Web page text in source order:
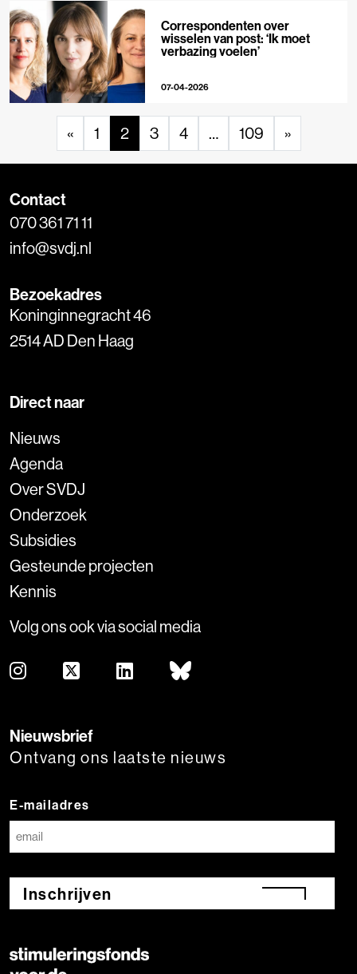
Correspondenten over
wisselen van post: ‘Ik moet
verbazing voelen’
07-04-2026
« 1 2 3 4 … 109 »
Contact
070 361 71 11
info@svdj.nl
Bezoekadres
Koninginnegracht 46
2514 AD Den Haag
Direct naar
Nieuws
Agenda
Over SVDJ
Onderzoek
Subsidies
Gesteunde projecten
Kennis
Volg ons ook via social media
Nieuwsbrief
Ontvang ons laatste nieuws
E-mailadres
Inschrijven